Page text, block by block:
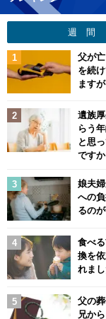
週 間
父が
を続
ます
遺族
らう
と思
ですか
娘夫
への
るの
食べ
換を
れま
父の
兄か